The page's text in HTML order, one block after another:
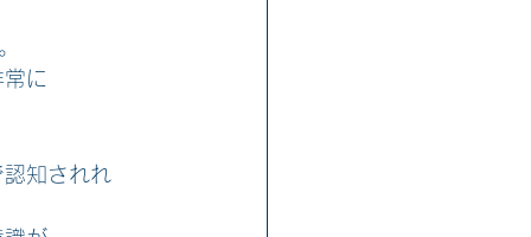
に
知されれ